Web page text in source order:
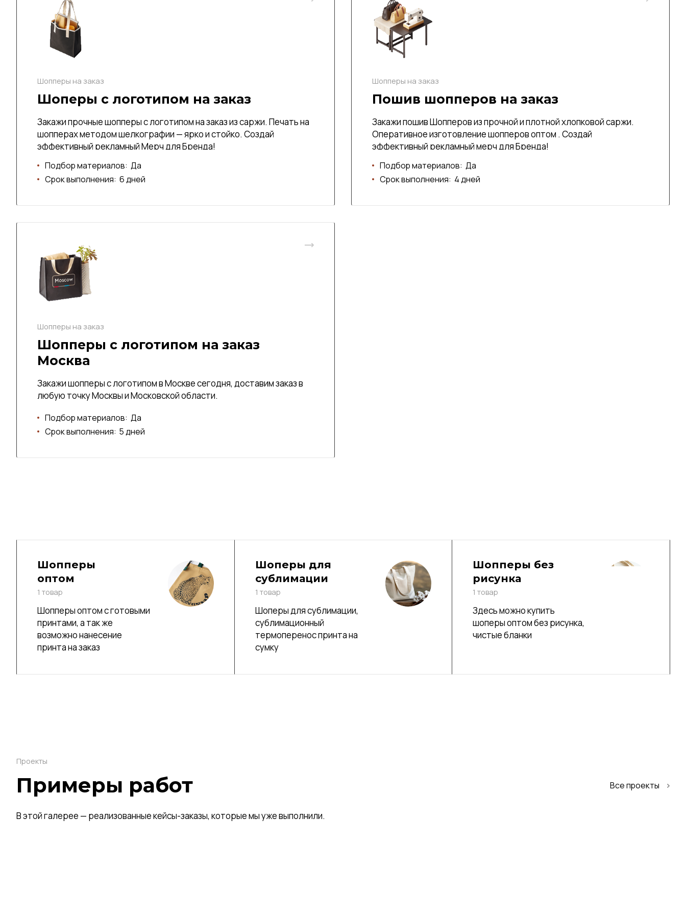
Шопперы на заказ
Шоперы с логотипом на заказ
Закажи прочные шопперы с логотипом на заказ из саржи. Печать на
шопперах методом шелкографии — ярко и стойко. Создай
эффективный рекламный Мерч для Бренда!
Подбор материалов: Да
Срок выполнения: 6 дней
Шопперы на заказ
Пошив шопперов на заказ
Закажи пошив Шопперов из прочной и плотной хлопковой саржи.
Оперативное изготовление шопперов оптом . Создай
эффективный рекламный мерч для Бренда!
Подбор материалов: Да
Срок выполнения: 4 дней
Шопперы на заказ
Шопперы с логотипом на заказ
Москва
Закажи шопперы с логотипом в Москве сегодня, доставим заказ в
любую точку Москвы и Московской области.
Подбор материалов: Да
Срок выполнения: 5 дней
Шопперы
оптом
1 товар
Шопперы оптом с готовыми
принтами, а так же
возможно нанесение
принта на заказ
Шоперы для
сублимации
1 товар
Шоперы для сублимации,
сублимационный
термоперенос принта на
сумку
Шопперы без
рисунка
1 товар
Здесь можно купить
шоперы оптом без рисунка,
чистые бланки
Проекты
Примеры работ Все проекты
В этой галерее — реализованные кейсы-заказы, которые мы уже выполнили.